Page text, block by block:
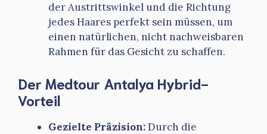
der Austrittswinkel und die Richtung
jedes Haares perfekt sein müssen, um
einen natürlichen, nicht nachweisbaren
Rahmen für das Gesicht zu schaffen.
Der Medtour Antalya Hybrid-
Vorteil
Gezielte Präzision:Durch die